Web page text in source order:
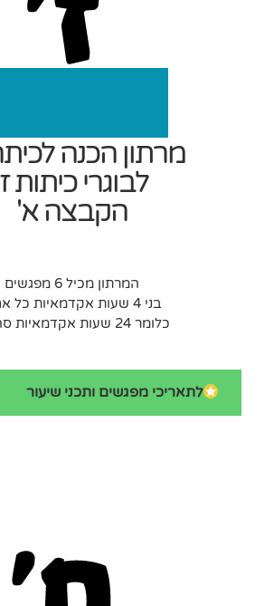
מרתון הכנה
לבוגרי כיתות
הקבצה א'
המרתון מכיל 6 מפגשים
בני 4 שעות אקדמאיות כל אחד.
כלומר 24 שעות אקדמאיות סה"כ.
לתאריכי מפגשים ותכני שיעור